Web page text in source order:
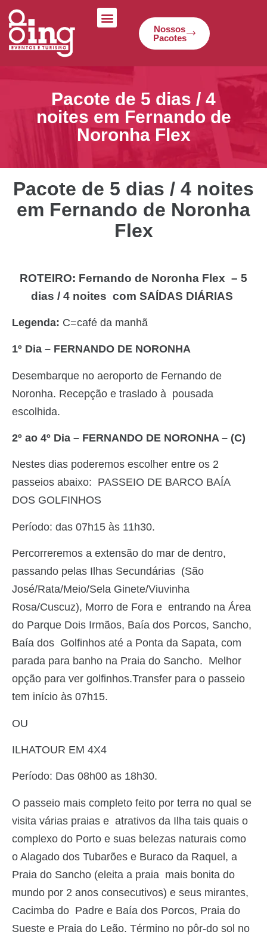
Nossos
Pacotes
Pacote de 5 dias / 4
noites em Fernando de
Noronha Flex
Pacote de 5 dias / 4 noites
em Fernando de Noronha
Flex
ROTEIRO: Fernando de Noronha Flex – 5
dias / 4 noites com SAÍDAS DIÁRIAS
Legenda: C=café da manhã
1º Dia – FERNANDO DE NORONHA
Desembarque no aeroporto de Fernando de
Noronha. Recepção e traslado à pousada
escolhida.
2º ao 4º Dia – FERNANDO DE NORONHA – (C)
Nestes dias poderemos escolher entre os 2
passeios abaixo: PASSEIO DE BARCO BAÍA
DOS GOLFINHOS
Período: das 07h15 às 11h30.
Percorreremos a extensão do mar de dentro,
passando pelas Ilhas Secundárias (São
José/Rata/Meio/Sela Ginete/Viuvinha
Rosa/Cuscuz), Morro de Fora e entrando na Área
do Parque Dois Irmãos, Baía dos Porcos, Sancho,
Baía dos Golfinhos até a Ponta da Sapata, com
parada para banho na Praia do Sancho. Melhor
opção para ver golfinhos.Transfer para o passeio
tem início às 07h15.
OU
ILHATOUR EM 4X4
Período: Das 08h00 as 18h30.
O passeio mais completo feito por terra no qual se
visita várias praias e atrativos da Ilha tais quais o
complexo do Porto e suas belezas naturais como
o Alagado dos Tubarões e Buraco da Raquel, a
Praia do Sancho (eleita a praia mais bonita do
mundo por 2 anos consecutivos) e seus mirantes,
Cacimba do Padre e Baía dos Porcos, Praia do
Sueste e Praia do Leão. Término no pôr-do sol no